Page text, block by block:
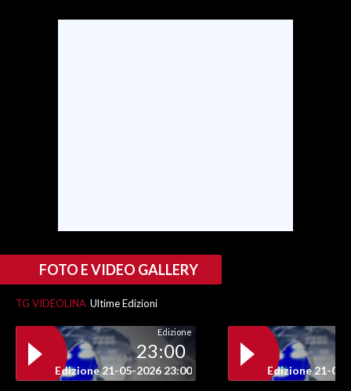
EVENTI
#CARAUNIONE
3 MINUTI CON
INSULARITÀ
FOTO E VIDEO GALLERY
TG VIDEOLINA Ultime Edizioni
Edizione
23:00
Edizione 21-05-2026 23:00 Edizione 21-05-